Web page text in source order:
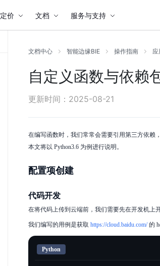
定价 文档 服务与支持
私
有
负
弹
网
参
协
议
管
理
与
文档中心 智能边缘BIE 操作指南 应
自定义函数与依赖
更新时间 ： 2025-08-21
在编写函数时，我们常常会需要引用第三方依赖
本文将以 Python3.6 为例进行说明。
配置项创建
代码开发
在将代码上传到云端前，我们需要先在开发机上
我们编写的用例是获取 https://cloud.baidu.com/的
Python